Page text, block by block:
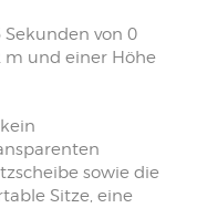
von 0
m und einer Höhe
sowie die
Sitze, eine